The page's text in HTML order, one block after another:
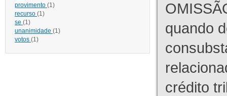
provimento (1)
recurso (1)
se (1)
unanimidade (1)
votos (1)
quando
crédito